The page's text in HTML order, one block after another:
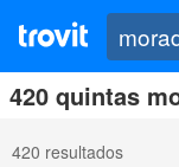
420 quintas
420 resultados